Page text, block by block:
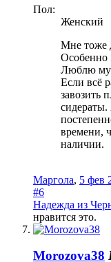
Пол:
Женский
Мне тоже
Люблю
Если всё
завозить
сидераты.
времени,
наличии.
Маргола, 5 фев
#6
Надежда из
нравится это.
Morozova38